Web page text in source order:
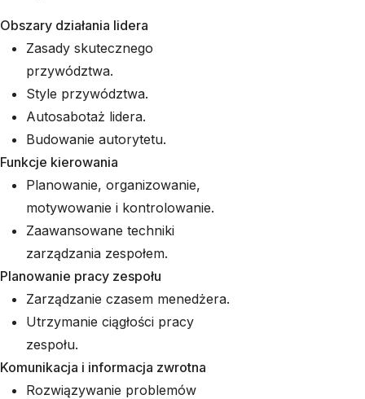
Obszary działania lidera
Zasady skutecznego
przywództwa.
Style przywództwa.
Autosabotaż lidera.
Budowanie autorytetu.
Funkcje kierowania
Planowanie, organizowanie,
motywowanie i kontrolowanie.
Zaawansowane techniki
zarządzania zespołem.
Planowanie pracy zespołu
Zarządzanie czasem menedżera.
Utrzymanie ciągłości pracy
zespołu.
Komunikacja i informacja zwrotna
Rozwiązywanie problemów